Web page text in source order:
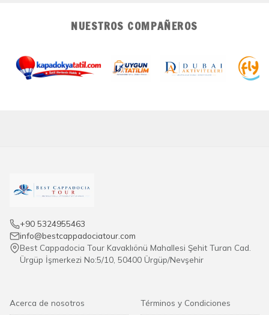
Con experiencia local, servicio personalizado, precios
NUESTROS COMPAÑEROS
+90 5324955463
info@bestcappadociatour.com
Best Cappadocia Tour Kavaklıönü Mahallesi Şehit Turan Cad.
Ürgüp İşmerkezi No:5/10, 50400 Ürgüp/Nevşehir
Acerca de nosotros Términos y Condiciones